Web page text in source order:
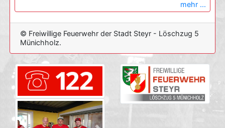
mehr ...
© Freiwillige Feuerwehr der Stadt Steyr - Löschzug 5
Münichholz.